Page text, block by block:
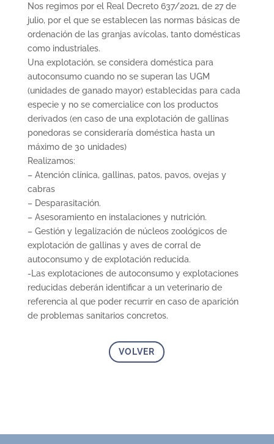
Nos regimos por el Real Decreto 637/2021, de 27 de
julio, por el que se establecen las normas básicas de
ordenación de las granjas avícolas, tanto domésticas
como industriales.
Una explotación, se considera doméstica para
autoconsumo cuando no se superan las UGM
(unidades de ganado mayor) establecidas para cada
especie y no se comercialice con los productos
derivados (en caso de una explotación de gallinas
ponedoras se consideraría doméstica hasta un
máximo de 30 unidades)
Realizamos:
– Atención clínica, gallinas, patos, pavos, ovejas y
cabras
– Desparasitación.
– Asesoramiento en instalaciones y nutrición.
– Gestión y legalización de núcleos zoológicos de
explotación de gallinas y aves de corral de
autoconsumo y de explotación reducida.
-Las explotaciones de autoconsumo y explotaciones
reducidas deberán identificar a un veterinario de
referencia al que poder recurrir en caso de aparición
de problemas sanitarios concretos.
VOLVER